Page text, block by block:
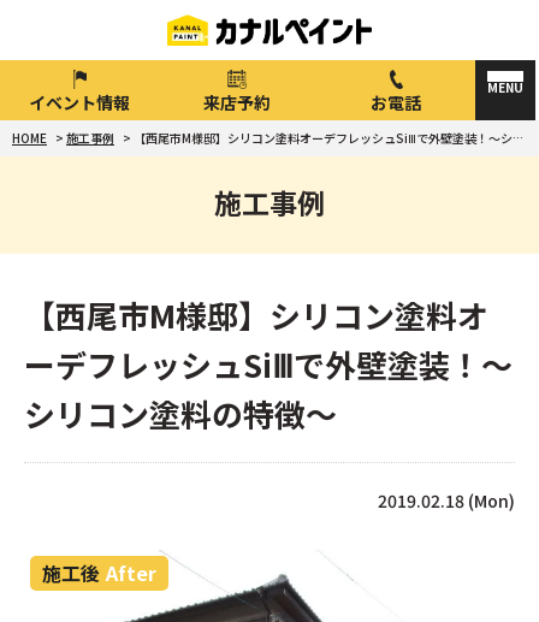
イベント情報 来店予約 お電話
HOME > 施工事例 > 【西尾市M様邸】シリコン塗料オーデフレッシュSiⅢで外壁塗装！～シリコン塗料の特徴～
施工事例
【西尾市M様邸】シリコン塗料オ
ーデフレッシュSiⅢで外壁塗装！～
シリコン塗料の特徴～
2019.02.18 (Mon)
施工後 After